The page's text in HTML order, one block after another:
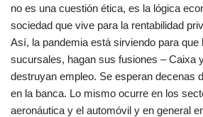
no es una cuestión ética, es la lógica
sociedad que vive para la rentabilidad
Así, la pandemia está sirviendo para
sucursales, hagan sus fusiones – Caixa
destruyan empleo. Se esperan decenas
en la banca. Lo mismo ocurre en los
aeronáutica y el automóvil y en general